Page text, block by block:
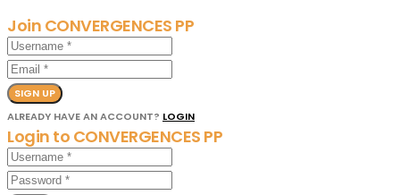
Join CONVERGENCES PP
SIGN UP
ALREADY HAVE AN ACCOUNT? LOGIN
Login to CONVERGENCES PP